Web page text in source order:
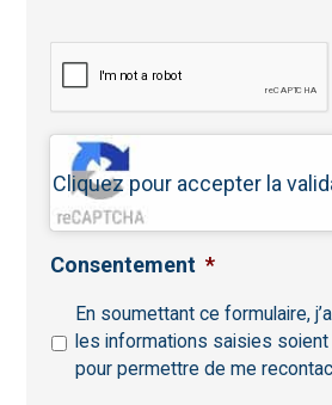
Cliquez pour accepter la
Consentement *
En soumettant ce formulaire,
les informations saisies
pour permettre de me